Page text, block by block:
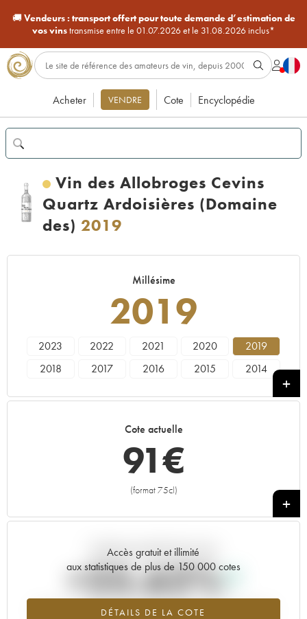
🚚Vendeurs : transport offert pour toute demande d’estimation de
vos vinstransmise entre le 01.07.2026 et le 31.08.2026 inclus*
Acheter VENDRE Cote Encyclopédie
Vin des Allobroges Cevins
Quartz Ardoisières (Domaine
des) 2019
Millésime
2019
2023 2022 2021 2020
2019
2018
2017 2016 2015
2014
Cote actuelle
91€
(format 75cl)
+
Accès gratuit et illimité
aux statistiques de plus de 150 000 cotes
DÉTAILS DE LA COTE
Tendance actuelle de la cote
+25.62%
Tendance à la hausse du millésime 2019 en 2026 par rapport à